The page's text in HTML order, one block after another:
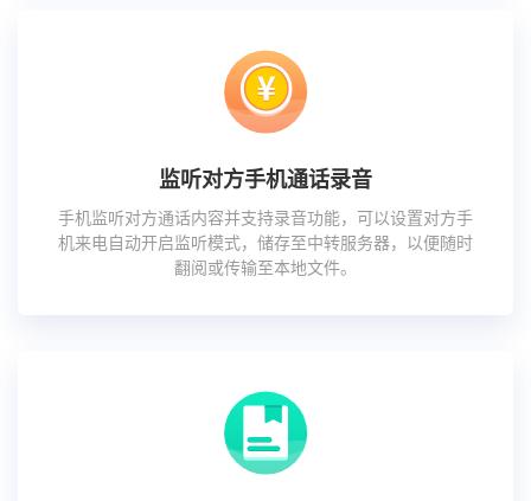
监听对方手机通话录音
手机监听对方通话内容并支持录音功能，可以设置对方手
机来电自动开启监听模式，储存至中转服务器，以便随时
翻阅或传输至本地文件。